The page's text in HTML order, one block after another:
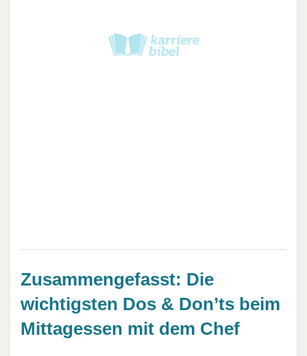
Zusammengefasst: Die
wichtigsten Dos & Don’ts beim
Mittagessen mit dem Chef